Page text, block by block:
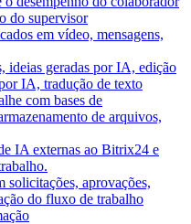
do supervisor
em vídeo, mensagens,
ideias geradas por IA, edição
IA, tradução de texto
com bases de
de arquivos,
IA externas ao Bitrix24 e
solicitações, aprovações,
do fluxo de trabalho